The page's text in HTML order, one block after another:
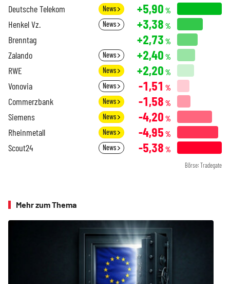
Deutsche Telekom News +5,90 %
Henkel Vz. News +3,38 %
Brenntag +2,73 %
Zalando News +2,40 %
RWE News +2,20 %
Vonovia News -1,51 %
Commerzbank News -1,58 %
Siemens News -4,20 %
Rheinmetall News -4,95 %
Scout24 News -5,38 %
Börse: Tradegate
Mehr zum Thema